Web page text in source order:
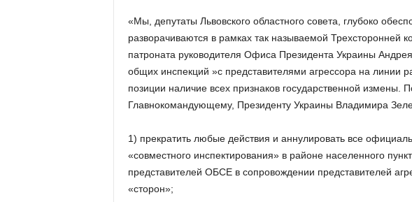
«Мы, депутаты Львовского областного совета, глубоко
разворачиваются в рамках так называемой Трехсторонней
патроната руководителя Офиса Президента Украины
общих инспекций »с представителями агрессора на линии
позиции наличие всех признаков государственной
Главнокомандующему, Президенту Украины Владимира
1) прекратить любые действия и аннулировать все
«совместного инспектирования» в районе населенного
представителей ОБСЕ в сопровождении представителей
«сторон»;